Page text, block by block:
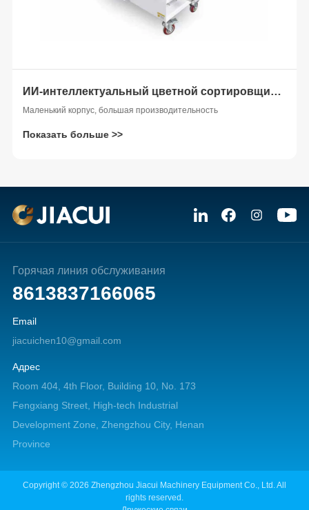
ИИ-интеллектуальный цветной сортировщик для полу-ленточных конвейеров
Маленький корпус, большая производительность
Показать больше >>
Горячая линия обслуживания
8613837166065
Email
jiacuichen10@gmail.com
Адрес
Room 404, 4th Floor, Building 10, No. 173
Fengxiang Street, High-tech Industrial
Development Zone, Zhengzhou City, Henan
Province
Copyright © 2026 Zhengzhou Jiacui Machinery Equipment Co., Ltd. All
rights reserved.